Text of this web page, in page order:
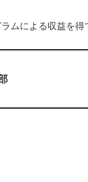
ムによる収益を得